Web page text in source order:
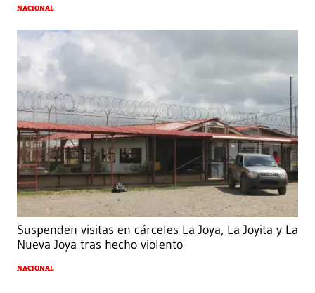
NACIONAL
Suspenden visitas en cárceles La Joya, La Joyita y La
Nueva Joya tras hecho violento
NACIONAL